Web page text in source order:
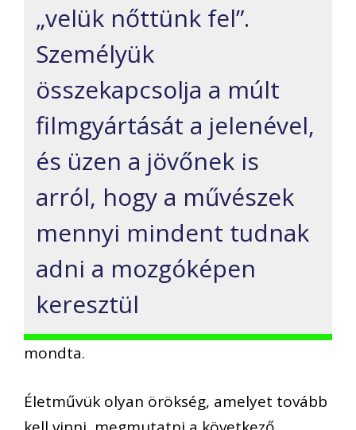
„velük nőttünk fel”.
Személyük
összekapcsolja a múlt
filmgyártását a jelenével,
és üzen a jövőnek is
arról, hogy a művészek
mennyi mindent tudnak
adni a mozgóképen
keresztül
mondta.
Életművük olyan örökség, amelyet tovább